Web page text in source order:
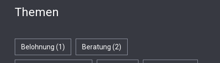
Themen
Belohnung (1) Beratung (2)